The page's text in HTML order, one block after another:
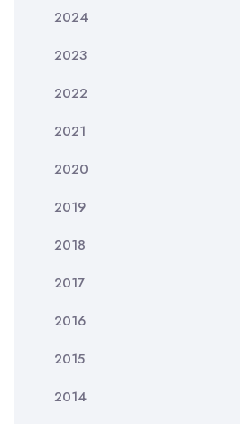
2024
2023
2022
2021
2020
2019
2018
2017
2016
2015
2014